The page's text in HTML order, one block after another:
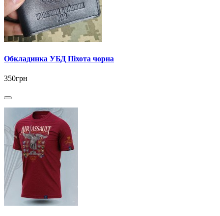
Обкладинка УБД Піхота чорна
350грн